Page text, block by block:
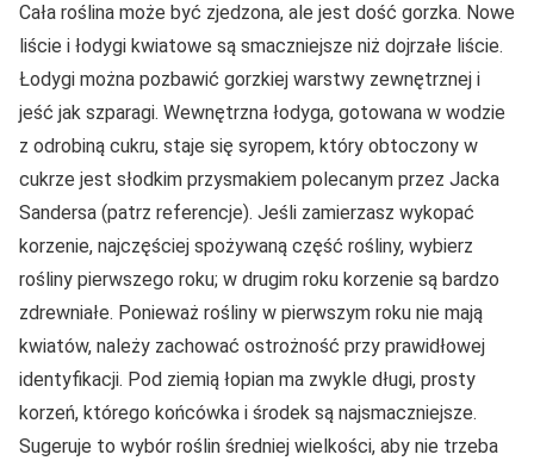
Cała roślina może być zjedzona, ale jest dość gorzka. Nowe
liście i łodygi kwiatowe są smaczniejsze niż dojrzałe liście.
Łodygi można pozbawić gorzkiej warstwy zewnętrznej i
jeść jak szparagi. Wewnętrzna łodyga, gotowana w wodzie
z odrobiną cukru, staje się syropem, który obtoczony w
cukrze jest słodkim przysmakiem polecanym przez Jacka
Sandersa (patrz referencje). Jeśli zamierzasz wykopać
korzenie, najczęściej spożywaną część rośliny, wybierz
rośliny pierwszego roku; w drugim roku korzenie są bardzo
zdrewniałe. Ponieważ rośliny w pierwszym roku nie mają
kwiatów, należy zachować ostrożność przy prawidłowej
identyfikacji. Pod ziemią łopian ma zwykle długi, prosty
korzeń, którego końcówka i środek są najsmaczniejsze.
Sugeruje to wybór roślin średniej wielkości, aby nie trzeba